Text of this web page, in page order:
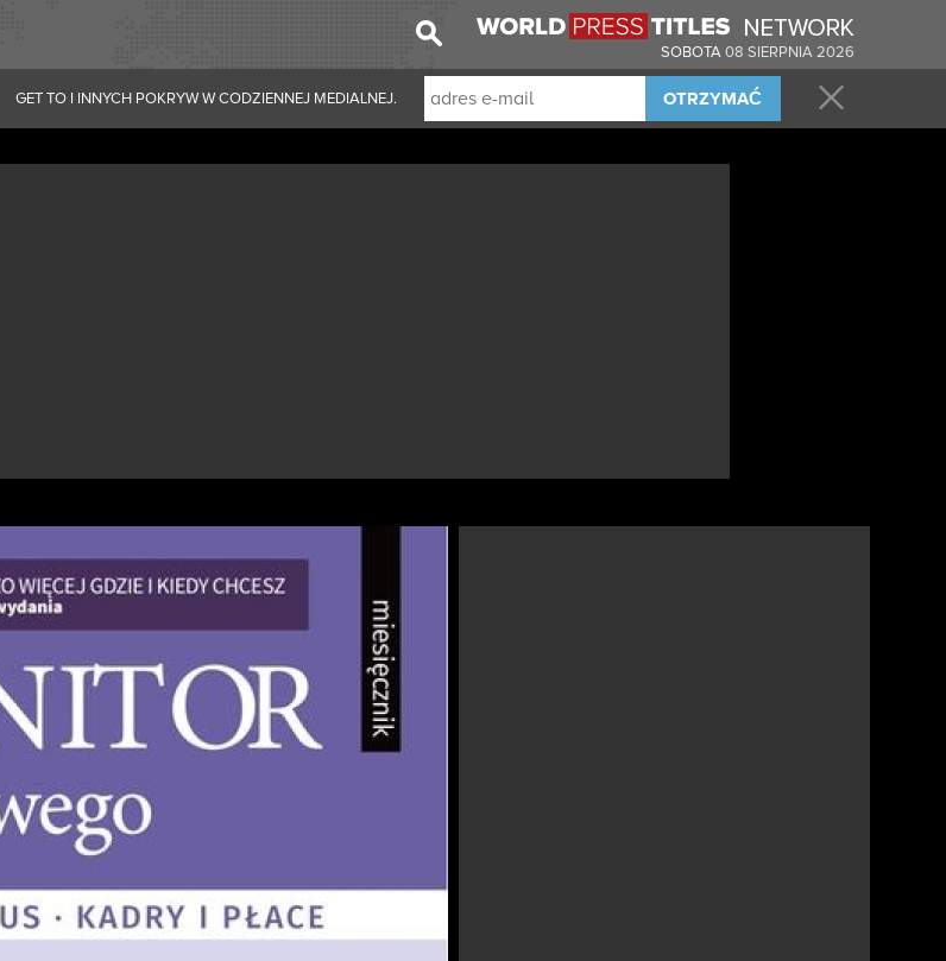
SOBOTA08 SIERPNIA 2026
OTRZYMAĆ
GET TO I INNYCH POKRYW W CODZIENNEJ MEDIALNEJ.